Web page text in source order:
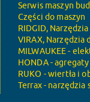
Serwis maszyn
Części do maszyn
RIDGID,
VIRAX, Narzędzia
MILWAUKEE -
HONDA -
RUKO - wiertła i
Terrax - narzędzia